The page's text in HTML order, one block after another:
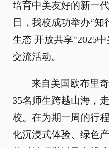
培育中美友好的新一
日，我校成功举办“
生态 开放共享”2026
交流活动。
来自美国欧布里
35名师生跨越山海，
校。在为期一周的行
化沉浸式体验、绿色